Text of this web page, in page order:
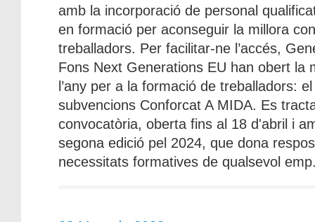
amb la incorporació de personal
en formació per aconseguir la millora
treballadors. Per facilitar-ne l’accés,
Fons Next Generations EU han obert la
l’any per a la formació de treballadors:
subvencions Conforcat A MIDA. Es
convocatòria, oberta fins al 18 d'abril i
segona edició pel 2024, que dona
necessitats formatives de qualsevol